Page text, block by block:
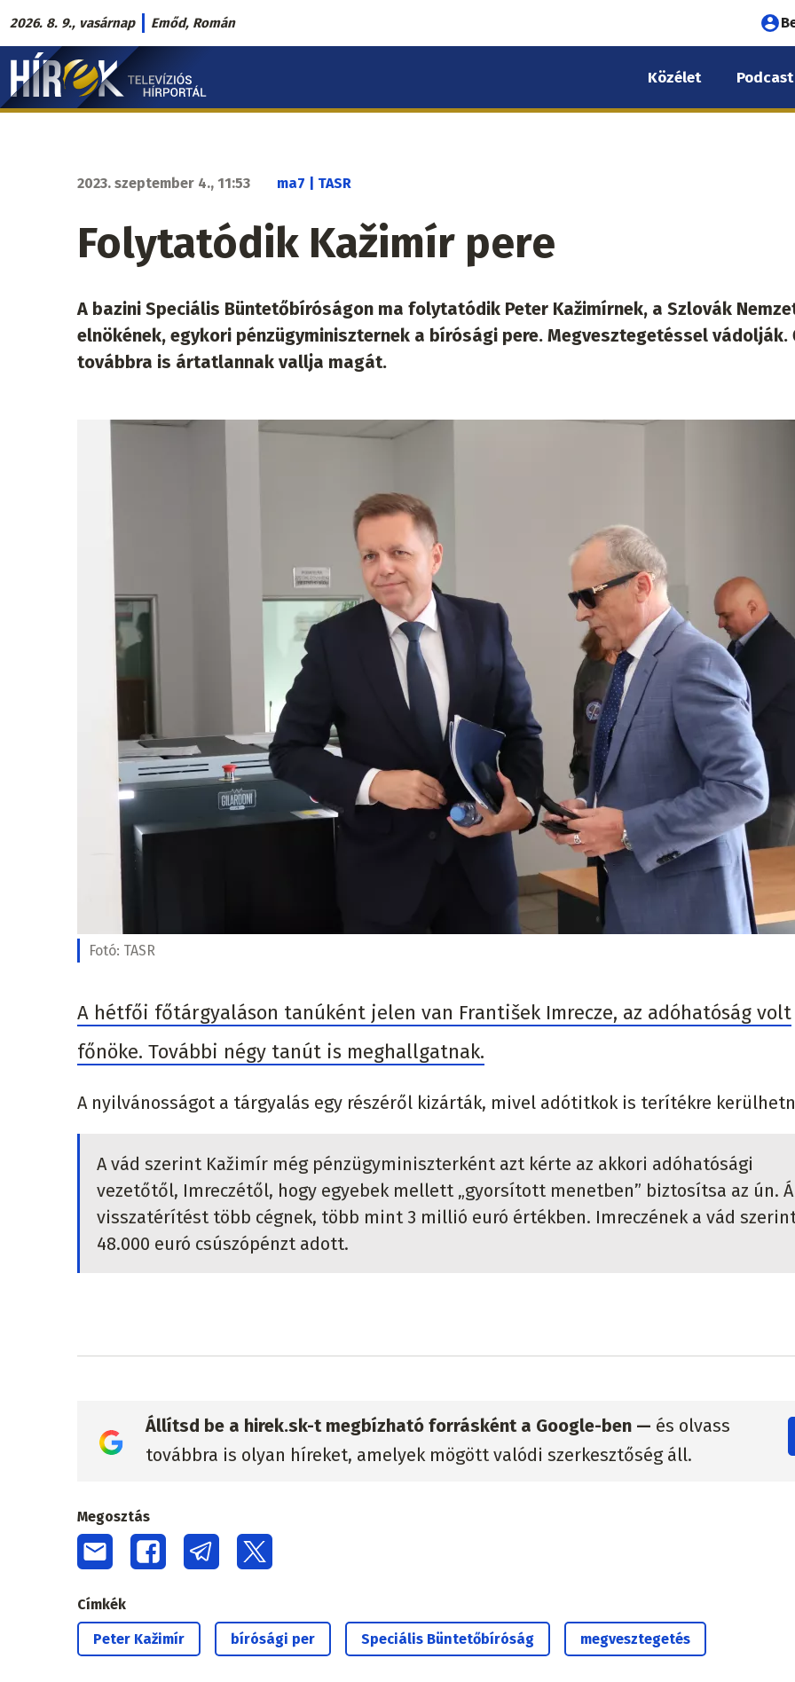
Ugrás
a
tartalomra
2026. 8. 9., vasárnap Emőd, Román
Hírek.sk
fő
Közélet Podcast
2023. szeptember 4., 11:53 ma7 | TASR
Folytatódik Kažimír pere
A bazini Speciális Büntetőbíróságon ma folytatódik Peter Kažimírnek, a Szlovák
elnökének, egykori pénzügyminiszternek a bírósági pere. Megvesztegetéssel vádolják.
továbbra is ártatlannak vallja magát.
Fotó: TASR
A hétfői főtárgyaláson tanúként jelen van František Imrecze, az adóhatóság volt
főnöke. További négy tanút is meghallgatnak.
A nyilvánosságot a tárgyalás egy részéről kizárták, mivel adótitkok is terítékre
A vád szerint Kažimír még pénzügyminiszterként azt kérte az akkori adóhatósági
vezetőtől, Imreczétől, hogy egyebek mellett „gyorsított menetben” biztosítsa az ún.
visszatérítést több cégnek, több mint 3 millió euró értékben. Imreczének a vád
48.000 euró csúszópénzt adott.
Állítsd be a hirek.sk-t megbízható forrásként a Google-ben — és olvass
továbbra is olyan híreket, amelyek mögött valódi szerkesztőség áll.
Megosztás
Címkék
Peter Kažimír bírósági per Speciális Büntetőbíróság megvesztegetés